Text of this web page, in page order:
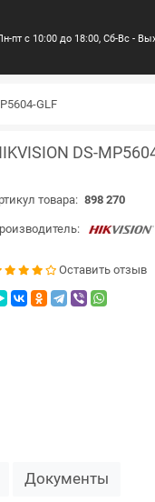
пт с 10:00 до 18:00, Сб-Вс -
GLF
DS-
товара: 898 270
Оставить отзыв
Документы